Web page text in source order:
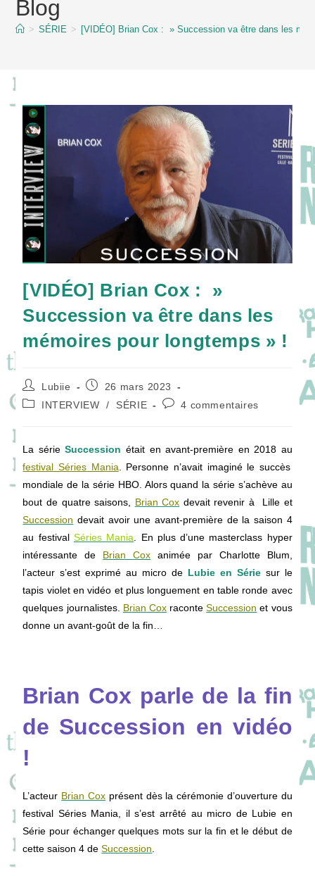
contentBlog
> SÉRIE > [VIDÉO] Brian Cox : » Succession va être dans les
[VIDÉO] Brian Cox : »
Succession va être dans les
mémoires pour longtemps » !
Auteur/autrice
de
la
Lubiie
Publication
publiée :
26 mars 2023
PostINTERVIEW / SÉRIE
Commentaires
4 commentaires
La sérieSuccession était en avant-première en 2018 au
festival Séries Mania . Personne n’avait imaginé le succès
mondiale de la série HBO. Alors quand la série s’achève au
bout de quatre saisons, Brian Cox devait revenir à Lille et
Succession devait avoir une avant-première de la saison 4
au festival Séries Mania . En plus d’une masterclass hyper
intéressante de Brian Cox animée par Charlotte Blum,
l’acteur s’est exprimé au micro de Lubie en Sériesur le
tapis violet en vidéo et plus longuement en table ronde avec
quelques journalistes. Brian CoxraconteSuccession et vous
donne un avant-goût de la fin…
Brian Cox parle de la fin
de Succession en vidéo
!
L’acteur Brian Coxprésent dès la cérémonie d’ouverture du
festival Séries Mania, il s’est arrêté au micro de Lubie en
Série pour échanger quelques mots sur la fin et le début de
cette saison 4 deSuccession